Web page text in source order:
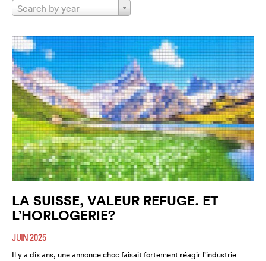
Search by year
LA SUISSE, VALEUR REFUGE. ET
L’HORLOGERIE?
JUIN 2025
Il y a dix ans, une annonce choc faisait fortement réagir l’industrie